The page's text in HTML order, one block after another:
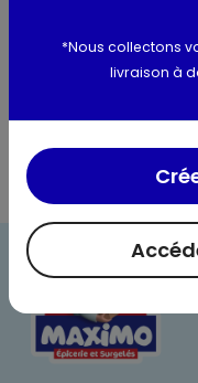
Informations
*Nous collectons
livraison à